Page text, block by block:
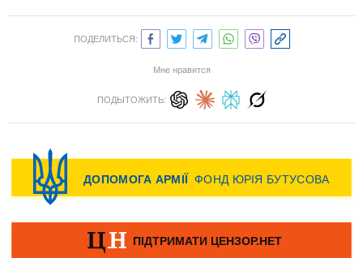
ПОДЕЛИТЬСЯ:
Мне нравится
ПОДЫТОЖИТЬ: